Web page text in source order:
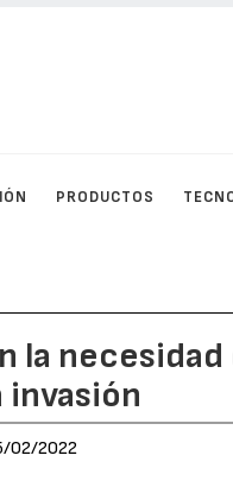
PRODUCTOS
la
02/2022